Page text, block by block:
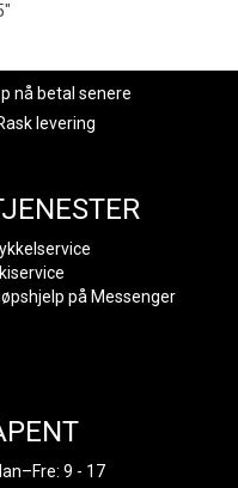
nå betal senere
levering
på Messenger
9 - 17